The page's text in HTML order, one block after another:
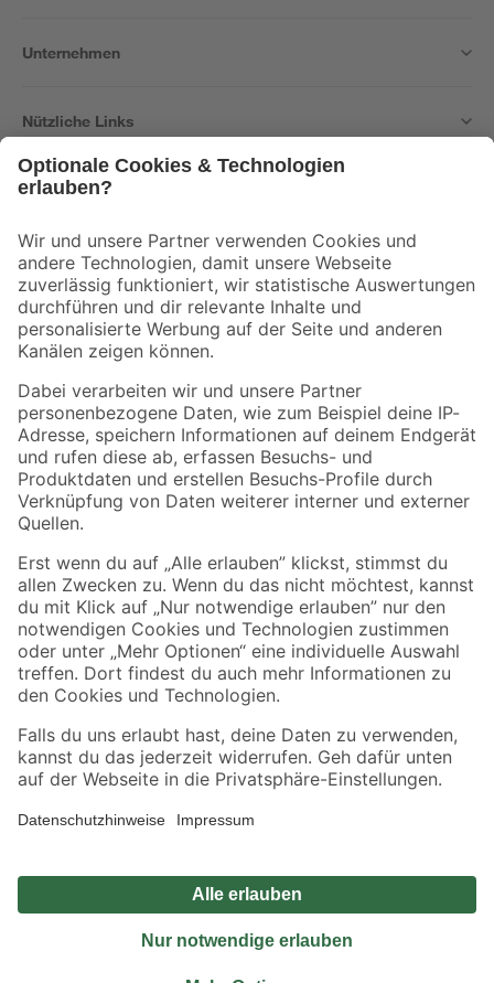
Unternehmen
Nützliche Links
Der toom Newsletter: Keine Angebote und Aktionen mehr verpassen!
Zur Newsletter Anmeldung
Folge uns
Zahlungsarten Versandarten
Sicher einkaufen
Jetzt die toom-App herunterladen
Alle Preisangaben in EUR inkl. gesetzl. MwSt.. Die dargestellten Angebote sind unter
Umständen nicht in allen Märkten verfügbar. Die angegebenen Verfügbarkeiten beziehen
Produkte nur solange der Vorrat reicht.
*Paketversand ab 59 € versandkostenfrei, gilt nicht für Artikel mit Speditionsversand, hier
Privatsphäre Impressum
Nutzungsbedingungen
Widerrufsrecht
Vertrag widerrufen